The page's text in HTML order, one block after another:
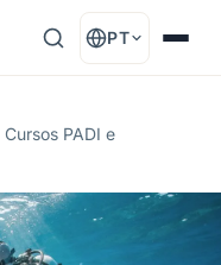
PT
PADI e